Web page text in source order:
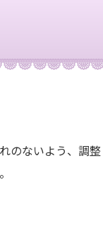
ないよう、調整